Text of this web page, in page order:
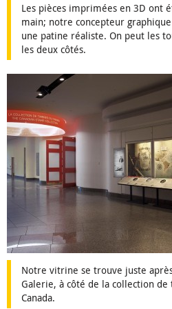
Les pièces imprimées en 3D ont
main; notre concepteur
une patine réaliste. On peut les
les deux côtés.
Notre vitrine se trouve juste
Galerie, à côté de la collection de
Canada.